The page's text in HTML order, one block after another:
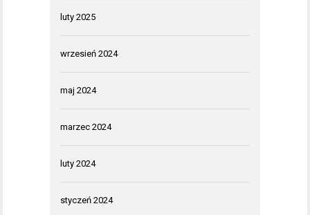
luty 2025
wrzesień 2024
maj 2024
marzec 2024
luty 2024
styczeń 2024